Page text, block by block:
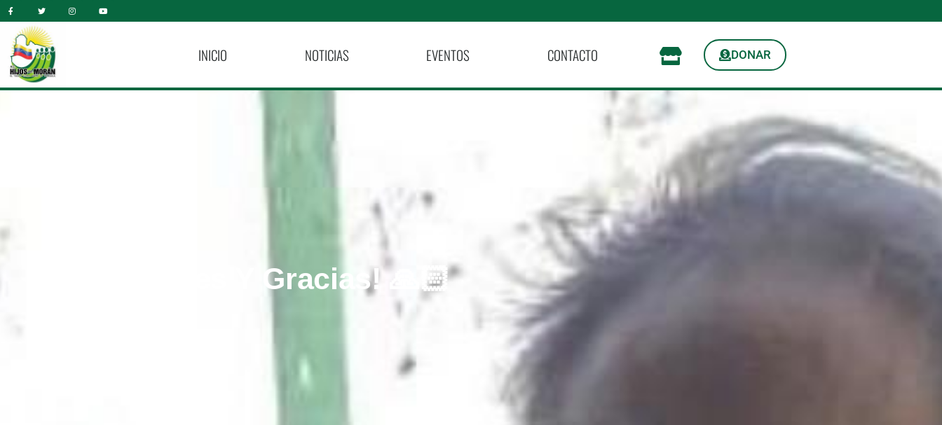
INICIO NOTICIAS EVENTOS CONTACTO DONAR
¡Bendiciones Y Gracias! 🙏🏻